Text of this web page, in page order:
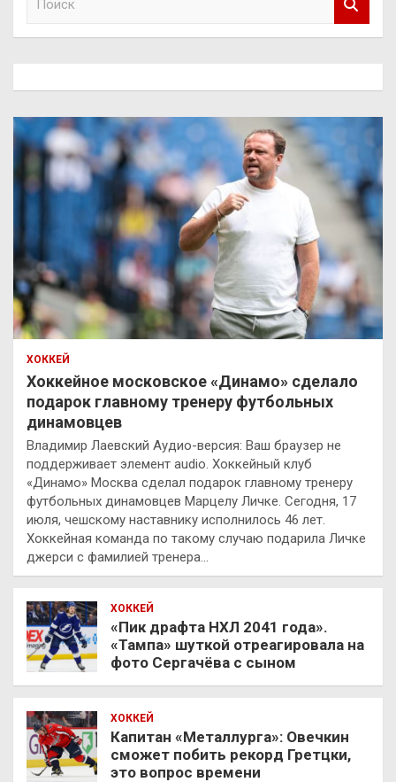
ХОККЕЙ
Хоккейное московское «Динамо» сделало
подарок главному тренеру футбольных
динамовцев
Владимир Лаевский Аудио-версия: Ваш браузер не
поддерживает элемент audio. Хоккейный клуб
«Динамо» Москва сделал подарок главному тренеру
футбольных динамовцев Марцелу Личке. Сегодня, 17
июля, чешскому наставнику исполнилось 46 лет.
Хоккейная команда по такому случаю подарила Личке
джерси с фамилией тренера…
ХОККЕЙ
«Пик драфта НХЛ 2041 года».
«Тампа» шуткой отреагировала на
фото Сергачёва с сыном
ХОККЕЙ
Капитан «Металлурга»: Овечкин
сможет побить рекорд Гретцки,
это вопрос времени